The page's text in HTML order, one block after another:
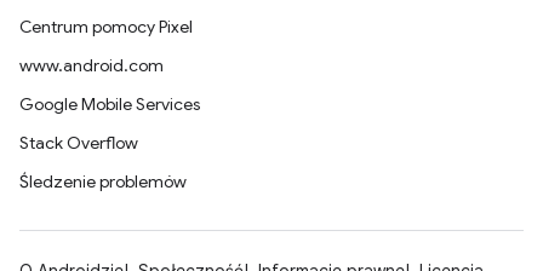
Centrum pomocy Pixel
www.android.com
Google Mobile Services
Stack Overflow
Śledzenie problemów